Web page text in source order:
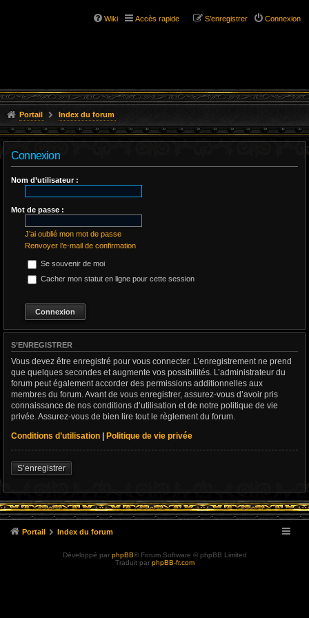
Wiki Accès rapide Connexion
S’enregistrer
Portail Index du forum
Connexion
Nom d’utilisateur :
Mot de passe :
J’ai oublié mon mot de passe
Renvoyer l’e-mail de confirmation
Se souvenir de moi
Cacher mon statut en ligne pour cette session
S’ENREGISTRER
Vous devez être enregistré pour vous connecter. L’enregistrement ne prend
que quelques secondes et augmente vos possibilités. L’administrateur du
forum peut également accorder des permissions additionnelles aux
membres du forum. Avant de vous enregistrer, assurez-vous d’avoir pris
connaissance de nos conditions d’utilisation et de notre politique de vie
privée. Assurez-vous de bien lire tout le règlement du forum.
Conditions d’utilisation | Politique de vie privée
S’enregistrer
Portail Index du forum
Développé par phpBB® Forum Software © phpBB Limited
Traduit par phpBB-fr.com